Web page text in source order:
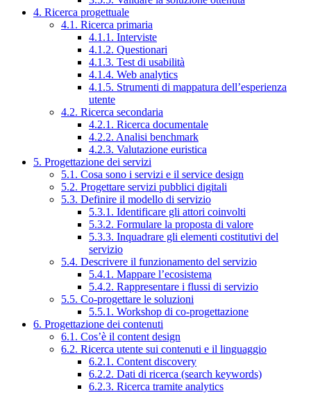
4. Ricerca progettuale
4.1. Ricerca primaria
4.1.1. Interviste
4.1.2. Questionari
4.1.3. Test di usabilità
4.1.4. Web analytics
4.1.5. Strumenti di mappatura dell’esperienza
utente
4.2. Ricerca secondaria
4.2.1. Ricerca documentale
4.2.2. Analisi benchmark
4.2.3. Valutazione euristica
5. Progettazione dei servizi
5.1. Cosa sono i servizi e il service design
5.2. Progettare servizi pubblici digitali
5.3. Definire il modello di servizio
5.3.1. Identificare gli attori coinvolti
5.3.2. Formulare la proposta di valore
5.3.3. Inquadrare gli elementi costitutivi del
servizio
5.4. Descrivere il funzionamento del servizio
5.4.1. Mappare l’ecosistema
5.4.2. Rappresentare i flussi di servizio
5.5. Co-progettare le soluzioni
5.5.1. Workshop di co-progettazione
6. Progettazione dei contenuti
6.1. Cos’è il content design
6.2. Ricerca utente sui contenuti e il linguaggio
6.2.1. Content discovery
6.2.2. Dati di ricerca (search keywords)
6.2.3. Ricerca tramite analytics